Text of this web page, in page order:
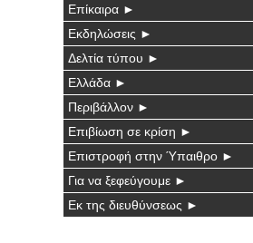
Επίκαιρα ►
Εκδηλώσεις ►
Δελτία τύπου ►
Ελλάδα ►
Περιβάλλον ►
Επιβίωση σε κρίση ►
Επιστροφή στην Ύπαιθρο ►
Για να ξεφεύγουμε ►
Εκ της διευθύνσεως ►